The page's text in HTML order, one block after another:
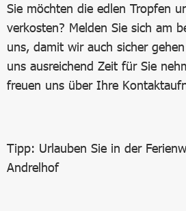
Sie möchten die edlen Tropfen
verkosten? Melden Sie sich am
uns, damit wir auch sicher
uns ausreichend Zeit für Sie
freuen uns über Ihre
Tipp: Urlauben Sie in der
Andrelhof